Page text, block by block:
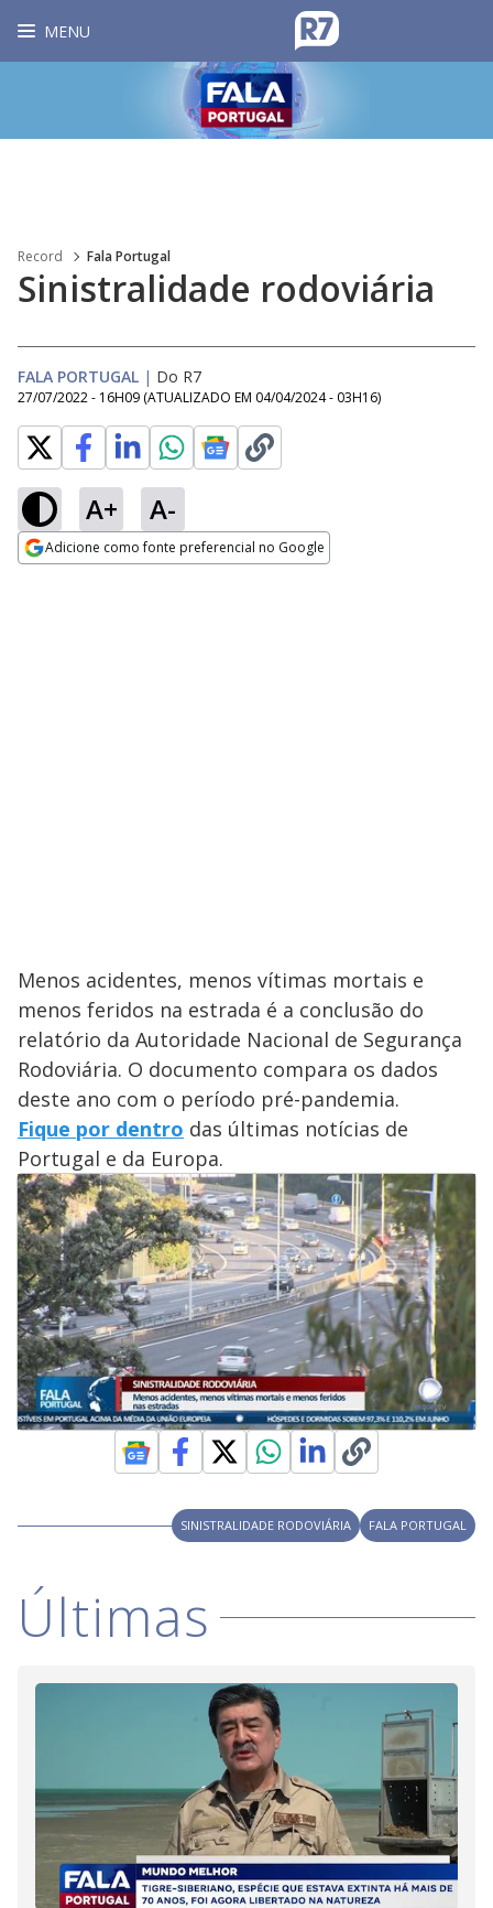
MENU
Record Fala Portugal
Sinistralidade rodoviária
FALA PORTUGAL | Do R7
27/07/2022 - 16H09 (ATUALIZADO EM 04/04/2024 - 03H16)
A+ A-
Adicione como fonte preferencial no Google
Menos acidentes, menos vítimas mortais e
menos feridos na estrada é a conclusão do
relatório da Autoridade Nacional de Segurança
Rodoviária. O documento compara os dados
deste ano com o período pré-pandemia.
Fique por dentro das últimas notícias de
Portugal e da Europa.
SINISTRALIDADE RODOVIÁRIA FALA PORTUGAL
Últimas